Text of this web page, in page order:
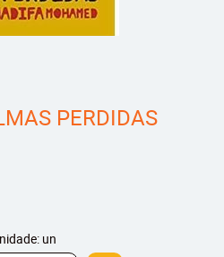
PERDIDAS
un